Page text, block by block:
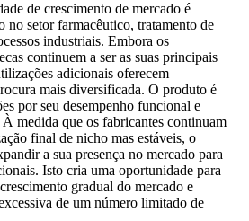
de crescimento de mercado é
no setor farmacêutico, tratamento de
industriais. Embora os
continuem a ser as suas principais
adicionais oferecem
mais diversificada. O produto é
por seu desempenho funcional e
medida que os fabricantes continuam
final de nicho mas estáveis, o
a sua presença no mercado para
Isto cria uma oportunidade para
gradual do mercado e
de um número limitado de